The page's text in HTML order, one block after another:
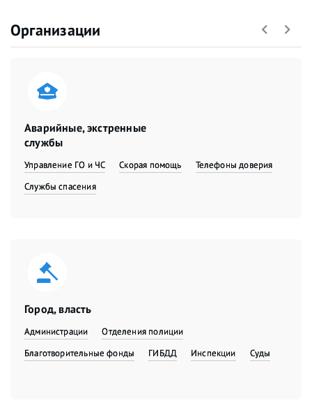
Организации
Аварийные, экстренные
службы
Управление ГО и ЧС Скорая помощь
Телефоны доверия
Службы спасения
Город, власть
Администрации
Отделения полиции
Благотворительные фонды
ГИБДД Инспекции Суды